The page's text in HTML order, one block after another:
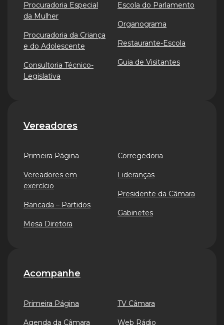
Procuradoria Especial
da Mulher
Procuradoria da Criança
e do Adolescente
Consultoria Técnico-
Legislativa
Escola do Parlamento
Organograma
Restaurante-Escola
Guia de Visitantes
Vereadores
Primeira Página
Vereadores em
exercício
Bancada – Partidos
Mesa Diretora
Corregedoria
Lideranças
Presidente da Câmara
Gabinetes
Acompanhe
Primeira Página
Agenda da Câmara
TV Câmara
Web Rádio